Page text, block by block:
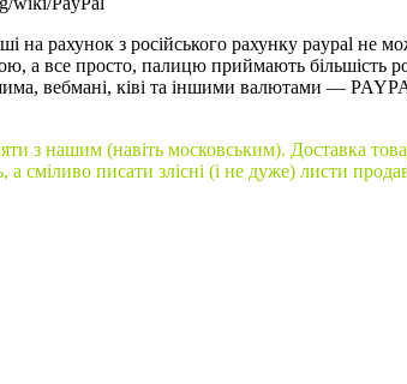
рахунок з російського рахунку paypal не
а все просто, палицю приймають більшість
вебмані, ківі та іншими валютами —
з нашим (навіть московським). Доставка
а сміливо писати злісні (і не дуже) листи